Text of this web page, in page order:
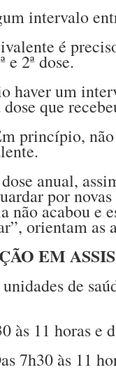
intervalo
é
e 2ª dose.
haver um
que
princípio, não
anual,
por
não acabou e
orientam as
EM ASSIS
de
às 11 horas e
7h30 às 11